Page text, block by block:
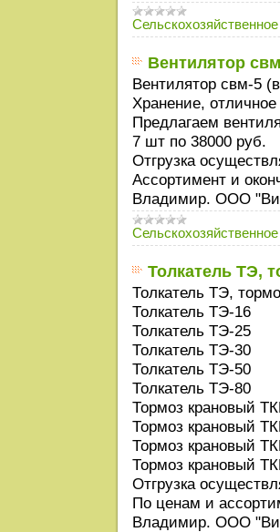
Сельскохозяйственное
Вентилятор
Вентилятор свм-5
Хранение,
Предлагаем
7 шт по 38000 руб.
Отгрузка
Ассортимент и
Владимир. ООО
Сельскохозяйственное
Толкатель ТЭ,
Толкатель ТЭ,
Толкатель ТЭ-16
Толкатель ТЭ-25
Толкатель ТЭ-30
Толкатель ТЭ-50
Толкатель ТЭ-80
Тормоз крановый
Тормоз крановый
Тормоз крановый
Тормоз крановый
Отгрузка
По ценам и
Владимир. ООО